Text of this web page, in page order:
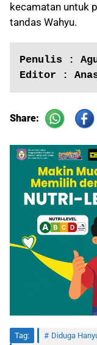
kecamatan untuk
tandas Wahyu.
Penulis :
Editor :
Share:
Tag: Diduga